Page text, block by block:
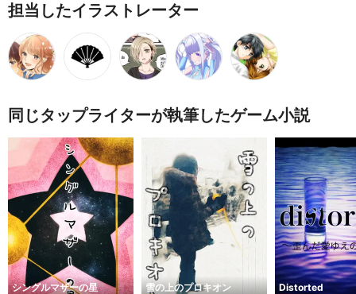
担当したイラストレーター
同じタップライターが執筆したゲーム小説
シングルマザーの星 雪の上のプロキオン Distorted